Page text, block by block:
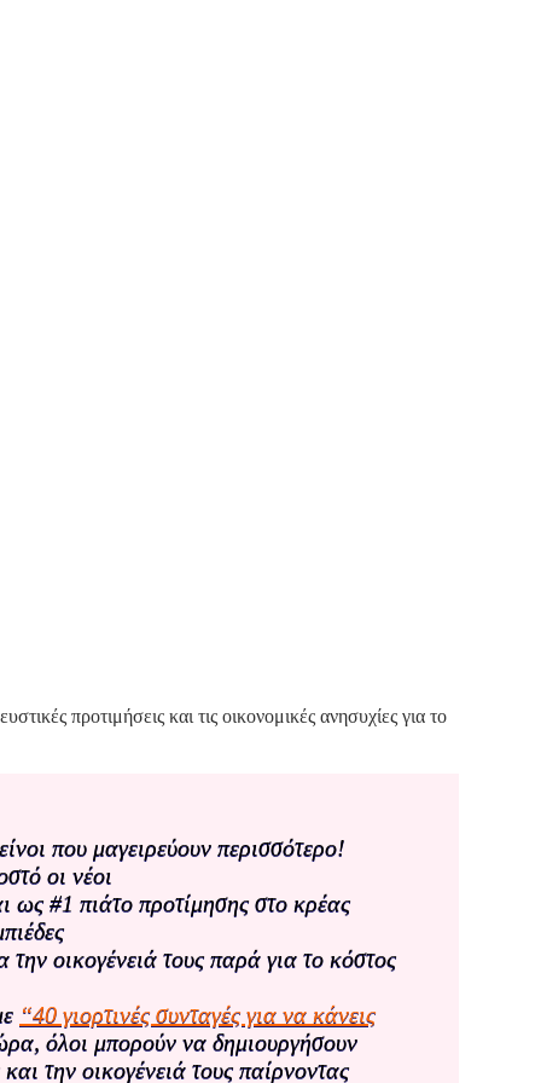
προτιμήσεις και τις οικονομικές ανησυχίες για το
που μαγειρεύουν περισσότερο!
οι νέοι
ως #1 πιάτο προτίμησης στο κρέας
την οικογένειά τους παρά για το κόστος
“40 γιορτινές συνταγές για να κάνεις
όλοι μπορούν να δημιουργήσουν
την οικογένειά τους παίρνοντας